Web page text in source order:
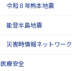
令和８年熊本地震
能登半島地震
災害時情報ネットワーク
医療安全